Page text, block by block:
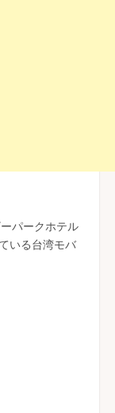
パークホテル
いる台湾モバ